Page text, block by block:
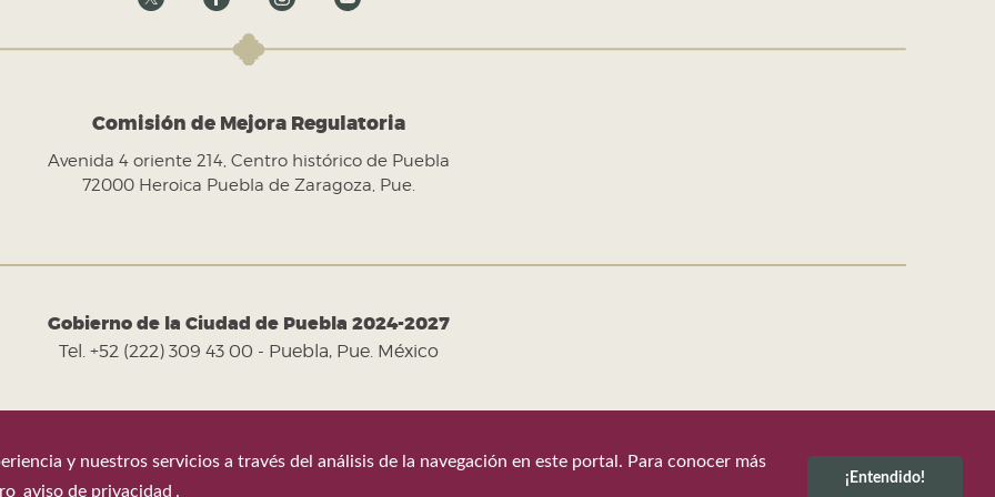
y nuestros servicios a través del análisis de la navegación en este portal. Para conocer más
aviso de privacidad .
¡Entendido!
Comisión de Mejora Regulatoria
Avenida 4 oriente 214, Centro histórico de Puebla
72000 Heroica Puebla de Zaragoza, Pue.
Gobierno de la Ciudad de Puebla 2024-2027
Tel. +52 (222) 309 43 00 - Puebla, Pue. México
Última actualización 6 de agosto de 2026